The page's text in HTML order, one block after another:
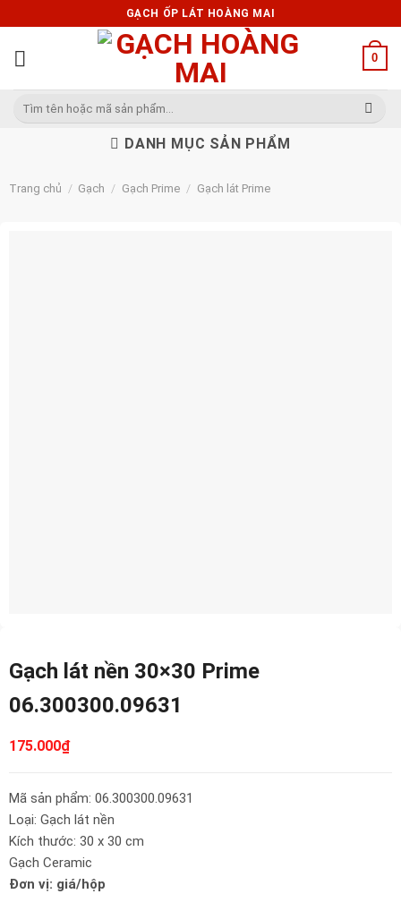
to
content
GẠCH ỐP LÁT HOÀNG MAI
0
Tìm
DANH MỤC SẢN PHẨM
Trang chủ / Gạch / Gạch Prime / Gạch lát Prime
Gạch lát nền 30×30 Prime
06.300300.09631
175.000₫
Mã sản phẩm: 06.300300.09631
Loại: Gạch lát nền
Kích thước: 30 x 30 cm
Gạch Ceramic
Đơn vị: giá/hộp